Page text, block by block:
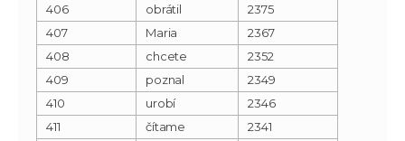
406
obrátil
2375
407
Maria
2367
408
chcete
2352
409
poznal
2349
410
urobí
2346
411
čítame
2341